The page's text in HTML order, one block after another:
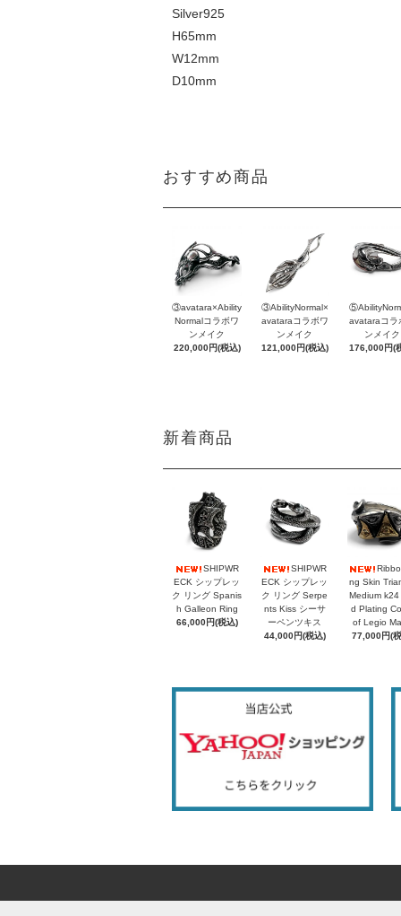
Silver925
H65mm
W12mm
D10mm
おすすめ商品
③avatara×Ability
Normalコラボワ
ンメイク
220,000円(税込)
③AbilityNormal×
avataraコラボワ
ンメイク
121,000円(税込)
avataraコラ
ンメイク
176,000円(
新着商品
SHIPWR
ECK シップレッ
ク リング Spanis
h Galleon Ring
66,000円(税込)
SHIPWR
ECK シップレッ
ク リング Serpe
nts Kiss シーサ
ーペンツキス
44,000円(税込)
ng Skin
Medium k24
d Plating
of Legio
77,000円(